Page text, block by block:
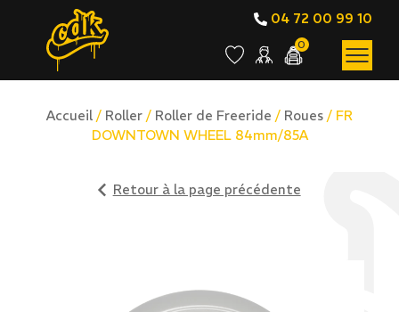
04 72 00 99 10
0
Accueil / Roller / Roller de Freeride / Roues / FR
DOWNTOWN WHEEL 84mm/85A
Retour à la page précédente